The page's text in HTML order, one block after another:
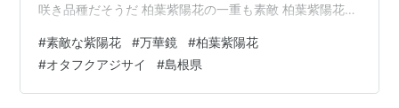
咲き品種だそうだ 柏葉紫陽花の一重も素敵 柏葉紫陽花の
うございます 写真(風景・自然)ランキング にほんブログ
村 ランキング参加中gooからきました ランキング参加中
【公式】はてなブログ初心者のグループ
#素敵な紫陽花 #万華鏡 #柏葉紫陽花
#オタフクアジサイ #島根県